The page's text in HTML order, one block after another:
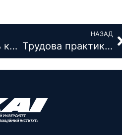
Спеціальність кафедри КЛА
НАЗАД
Трудова практика студентів 2-го курсу ФЛА